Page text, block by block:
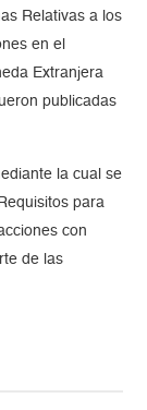
Relativas a los
en el
Extranjera
publicadas
la cual se
para
con
de las